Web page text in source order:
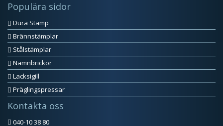
Populära sidor
Dura Stamp
Brännstämplar
Stålstämplar
Namnbrickor
Lacksigill
Präglingspressar
Kontakta oss
040-10 38 80